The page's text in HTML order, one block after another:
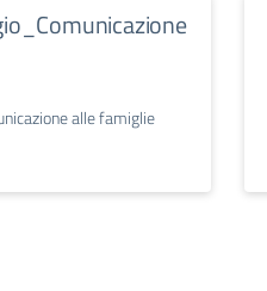
alle famiglie